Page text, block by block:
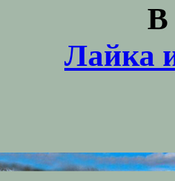
В
Лайка